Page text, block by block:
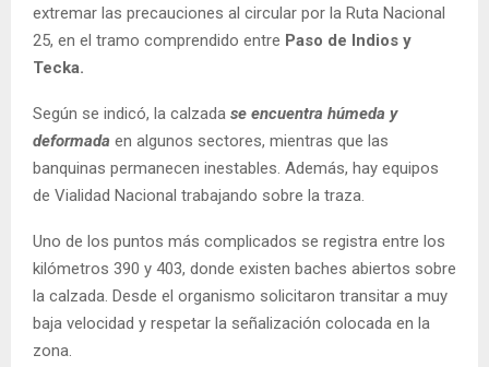
extremar las precauciones al circular por la Ruta Nacional
25, en el tramo comprendido entre Paso de Indios y
Tecka.
Según se indicó, la calzada se encuentra húmeda y
deformada en algunos sectores, mientras que las
banquinas permanecen inestables. Además, hay equipos
de Vialidad Nacional trabajando sobre la traza.
Uno de los puntos más complicados se registra entre los
kilómetros 390 y 403, donde existen baches abiertos sobre
la calzada. Desde el organismo solicitaron transitar a muy
baja velocidad y respetar la señalización colocada en la
zona.